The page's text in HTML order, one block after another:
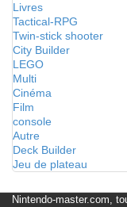
Livres
Tactical-RPG
Twin-stick shooter
City Builder
LEGO
Multi
Cinéma
Film
console
Autre
Deck Builder
Jeu de plateau
Nintendo-master.com,